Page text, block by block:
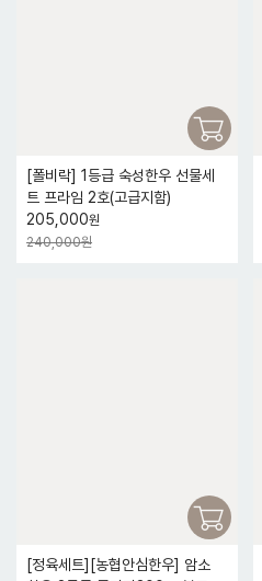
[폴비락] 1등급 숙성한우 선물세
트 프라임 2호(고급지함)
205,000원
240,000원
[정육세트][농협안심한우] 암소